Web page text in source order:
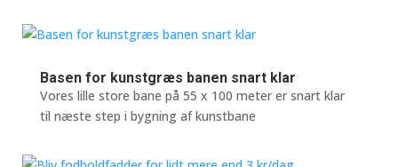
Basen for kunstgræs banen snart klar
Vores lille store bane på 55 x 100 meter er snart klar
til næste step i bygning af kunstbane